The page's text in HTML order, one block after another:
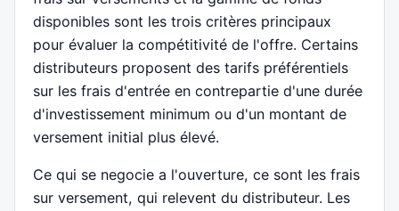
disponibles sont les trois critères principaux
pour évaluer la compétitivité de l'offre. Certains
distributeurs proposent des tarifs préférentiels
sur les frais d'entrée en contrepartie d'une durée
d'investissement minimum ou d'un montant de
versement initial plus élevé.
Ce qui se negocie a l'ouverture, ce sont les frais
sur versement, qui relevent du distributeur. Les